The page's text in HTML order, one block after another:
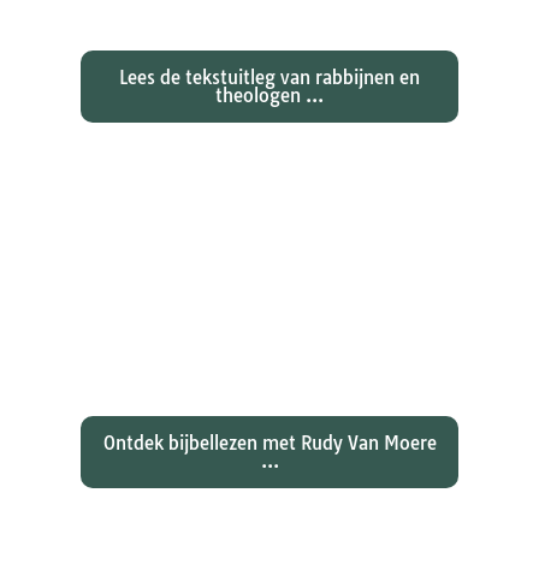
Lees de tekstuitleg van rabbijnen en
theologen ...
Ontdek bijbellezen met Rudy Van Moere
...